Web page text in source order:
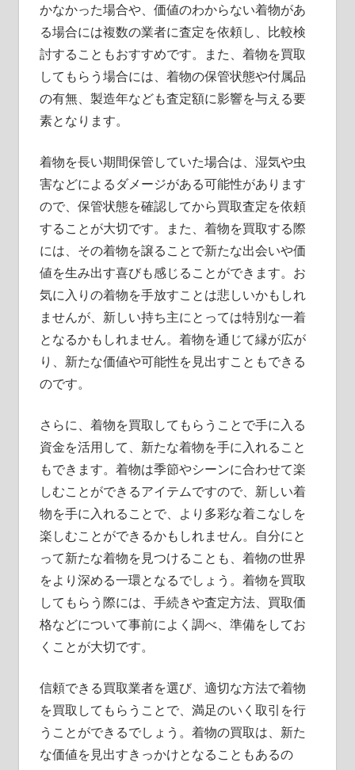
かなかった場合や、価値のわからない着物があ
る場合には複数の業者に査定を依頼し、比較検
討することもおすすめです。また、着物を買取
してもらう場合には、着物の保管状態や付属品
の有無、製造年なども査定額に影響を与える要
素となります。
着物を長い期間保管していた場合は、湿気や虫
害などによるダメージがある可能性があります
ので、保管状態を確認してから買取査定を依頼
することが大切です。また、着物を買取する際
には、その着物を譲ることで新たな出会いや価
値を生み出す喜びも感じることができます。お
気に入りの着物を手放すことは悲しいかもしれ
ませんが、新しい持ち主にとっては特別な一着
となるかもしれません。着物を通じて縁が広が
り、新たな価値や可能性を見出すこともできる
のです。
さらに、着物を買取してもらうことで手に入る
資金を活用して、新たな着物を手に入れること
もできます。着物は季節やシーンに合わせて楽
しむことができるアイテムですので、新しい着
物を手に入れることで、より多彩な着こなしを
楽しむことができるかもしれません。自分にと
って新たな着物を見つけることも、着物の世界
をより深める一環となるでしょう。着物を買取
してもらう際には、手続きや査定方法、買取価
格などについて事前によく調べ、準備をしてお
くことが大切です。
信頼できる買取業者を選び、適切な方法で着物
を買取してもらうことで、満足のいく取引を行
うことができるでしょう。着物の買取は、新た
な価値を見出すきっかけとなることもあるの